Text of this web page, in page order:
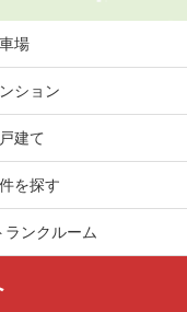
場
ション
建て
を探す
ンクルーム